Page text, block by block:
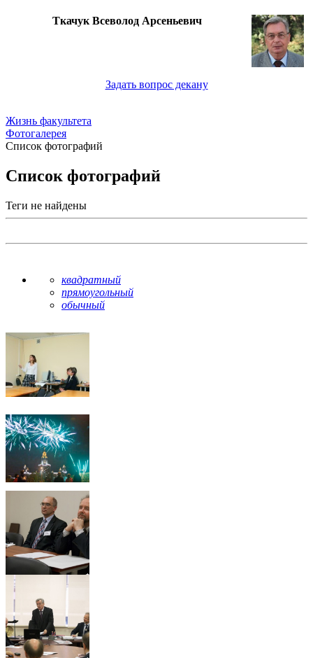
Ткачук Всеволод Арсеньевич
Задать вопрос декану
Жизнь факультета
Фотогалерея
Список фотографий
Список фотографий
Теги не найдены
квадратный
прямоугольный
обычный